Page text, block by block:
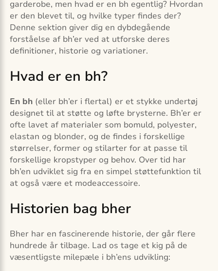
garderobe, men hvad er en bh egentlig? Hvordan
er den blevet til, og hvilke typer findes der?
Denne sektion giver dig en dybdegående
forståelse af bh’er ved at utforske deres
definitioner, historie og variationer.
Hvad er en bh?
En bh (eller bh’er i flertal) er et stykke undertøj
designet til at støtte og løfte brysterne. Bh’er er
ofte lavet af materialer som bomuld, polyester,
elastan og blonder, og de findes i forskellige
størrelser, former og stilarter for at passe til
forskellige kropstyper og behov. Over tid har
bh’en udviklet sig fra en simpel støttefunktion til
at også være et modeaccessoire.
Historien bag bher
Bher har en fascinerende historie, der går flere
hundrede år tilbage. Lad os tage et kig på de
væsentligste milepæle i bh’ens udvikling: